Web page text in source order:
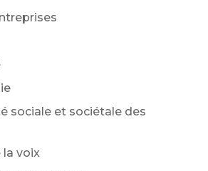
sociale et sociétale des
la voix